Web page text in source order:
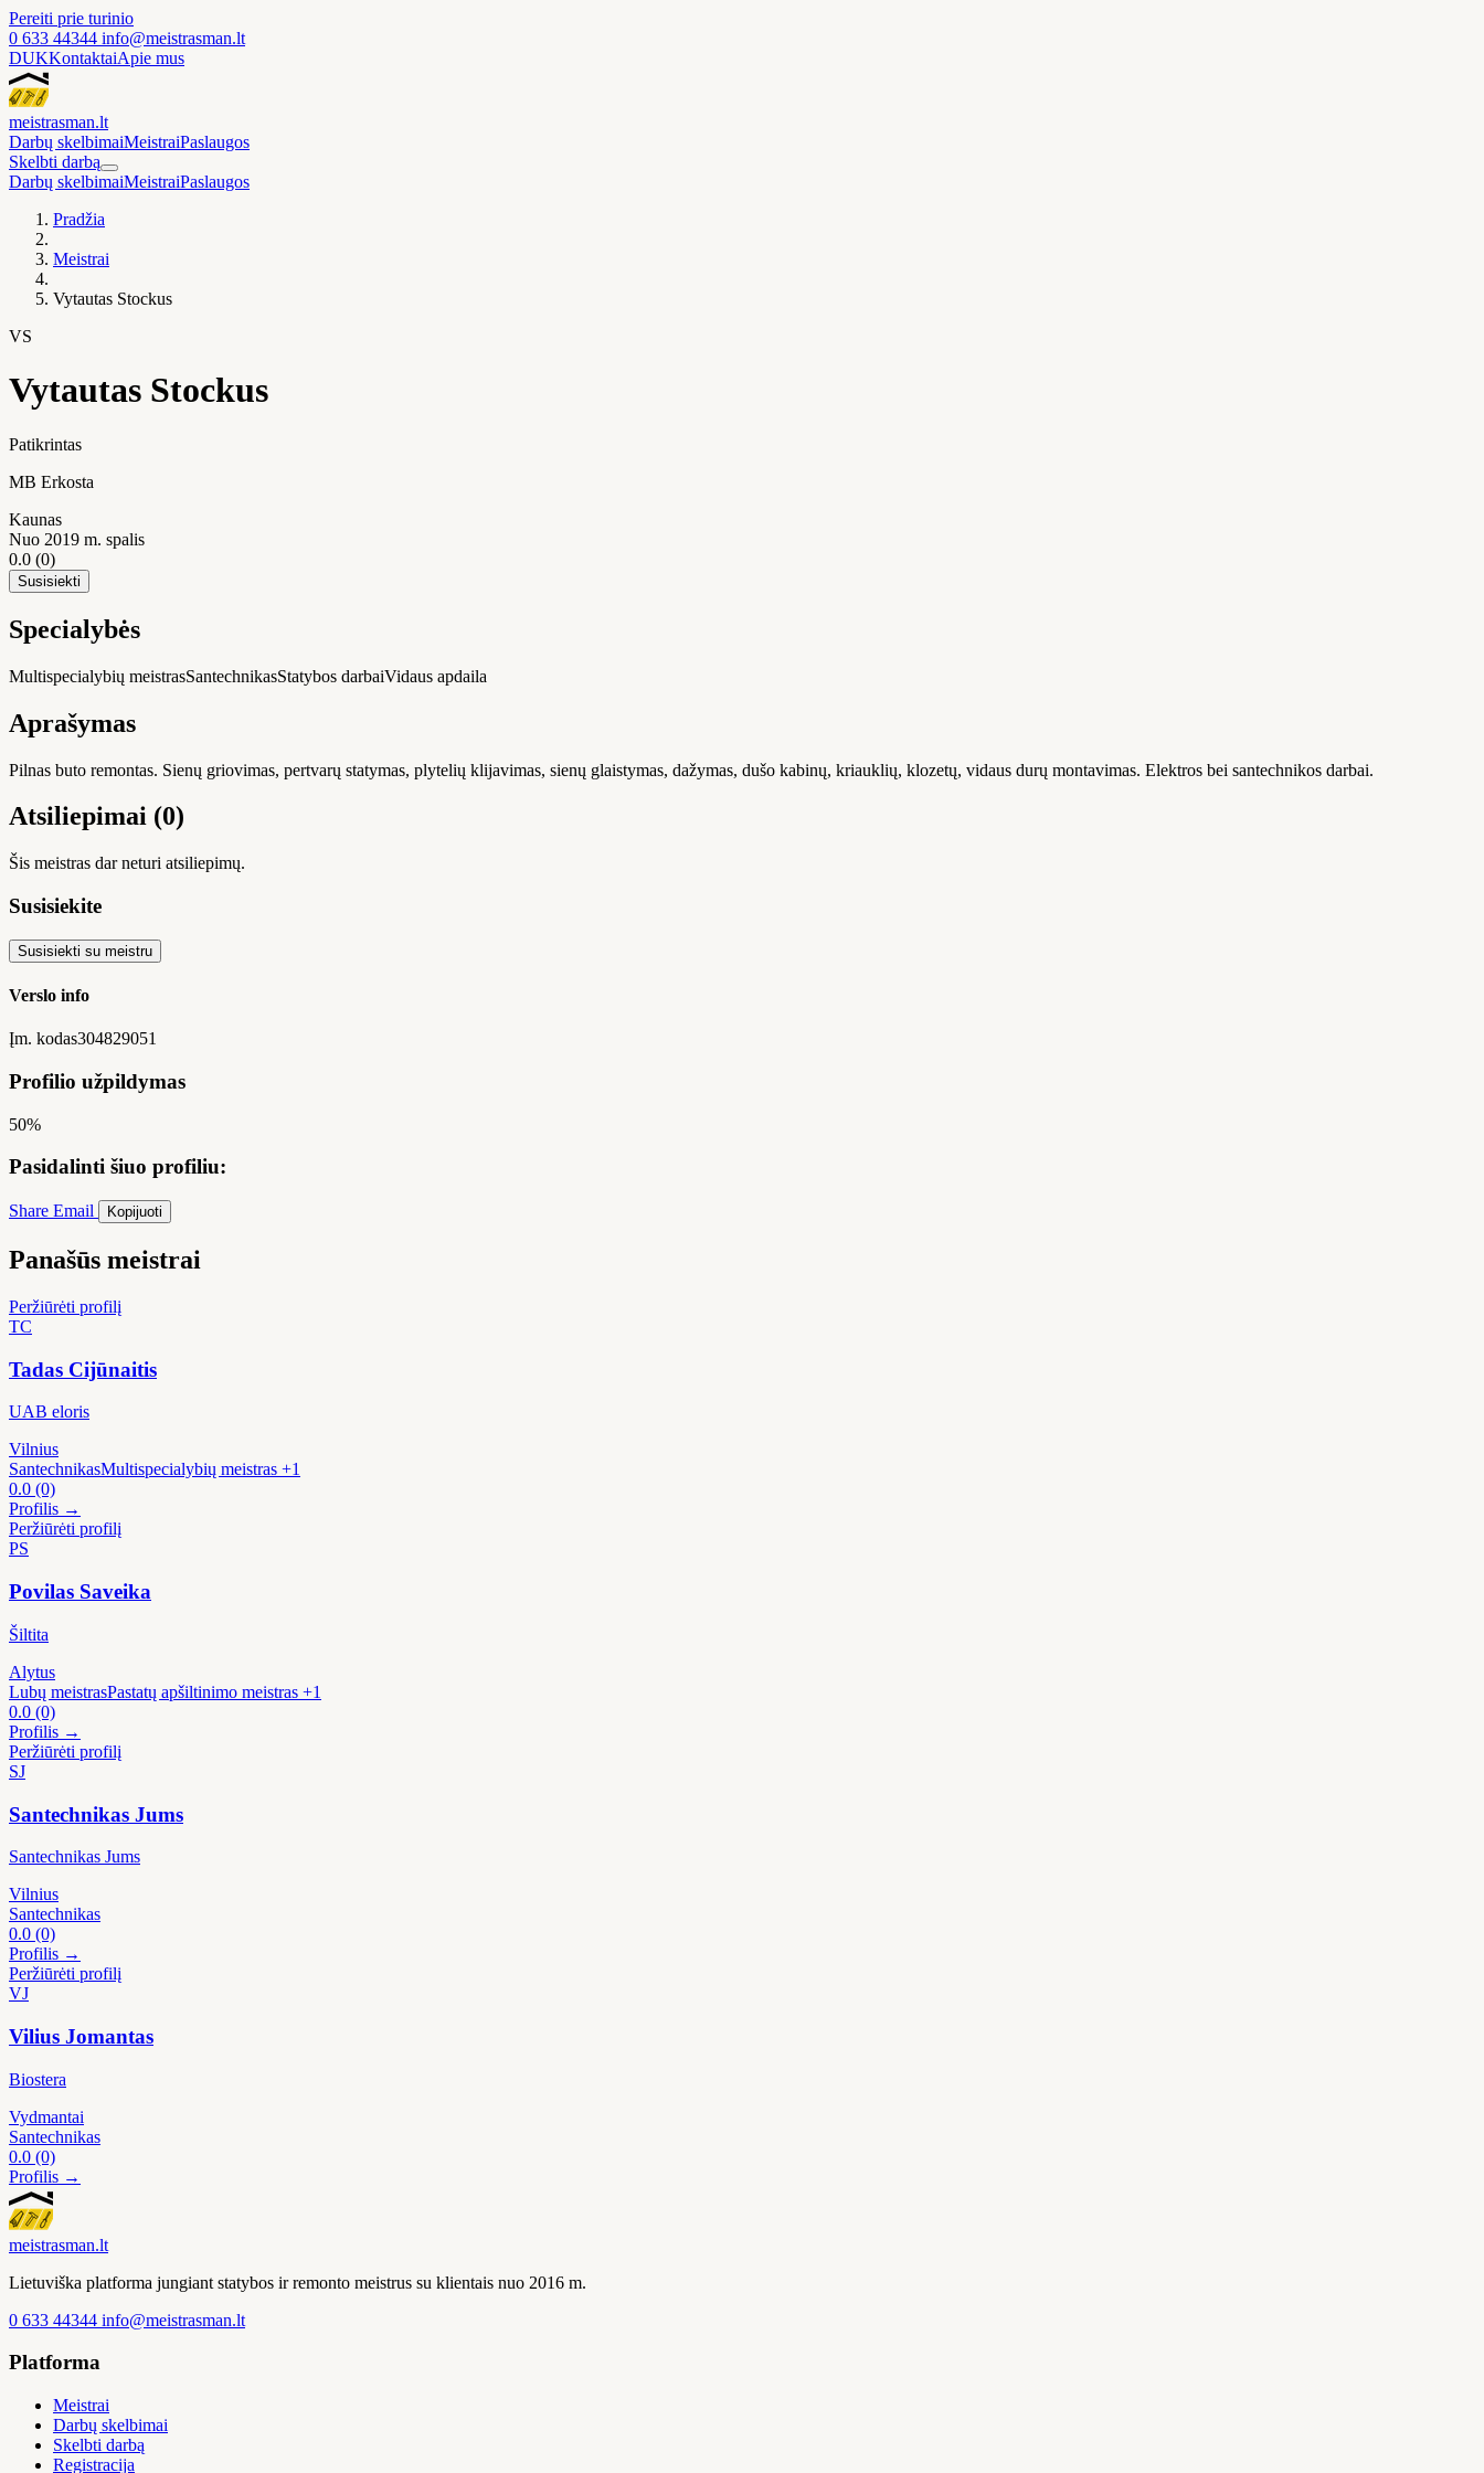
Pereiti prie turinio
0 633 44344 info@meistrasman.lt
DUKKontaktaiApie mus
meistrasman.lt
Darbų skelbimaiMeistraiPaslaugos
Skelbti darbą
Darbų skelbimaiMeistraiPaslaugos
Pradžia
Meistrai
Vytautas Stockus
VS
Vytautas Stockus
Patikrintas
MB Erkosta
Kaunas
Nuo 2019 m. spalis
0.0 (0)
Susisiekti
Specialybės
Multispecialybių meistrasSantechnikasStatybos darbaiVidaus apdaila
Aprašymas
Pilnas buto remontas. Sienų griovimas, pertvarų statymas, plytelių klijavimas, sienų glaistymas, dažymas, dušo kabinų, kriauklių, klozetų, vidaus durų montavimas. Elektros bei santechnikos darbai.
Atsiliepimai (0)
Šis meistras dar neturi atsiliepimų.
Susisiekite
Susisiekti su meistru
Verslo info
Įm. kodas304829051
Profilio užpildymas
50%
Pasidalinti šiuo profiliu:
Share Email Kopijuoti
Panašūs meistrai
Peržiūrėti profilį
TC
Tadas Cijūnaitis
UAB eloris
Vilnius
SantechnikasMultispecialybių meistras +1
0.0 (0)
Profilis →
Peržiūrėti profilį
PS
Povilas Saveika
Šiltita
Alytus
Lubų meistrasPastatų apšiltinimo meistras +1
0.0 (0)
Profilis →
Peržiūrėti profilį
SJ
Santechnikas Jums
Santechnikas Jums
Vilnius
Santechnikas
0.0 (0)
Profilis →
Peržiūrėti profilį
VJ
Vilius Jomantas
Biostera
Vydmantai
Santechnikas
0.0 (0)
Profilis →
meistrasman.lt
Lietuviška platforma jungiant statybos ir remonto meistrus su klientais nuo 2016 m.
0 633 44344 info@meistrasman.lt
Platforma
Meistrai
Darbų skelbimai
Skelbti darbą
Registracija